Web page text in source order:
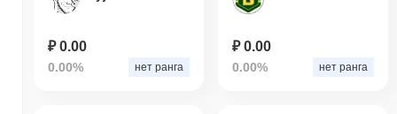
₽ 0.00
0.00% нет ранга
₽ 0.00
0.00% нет ранга